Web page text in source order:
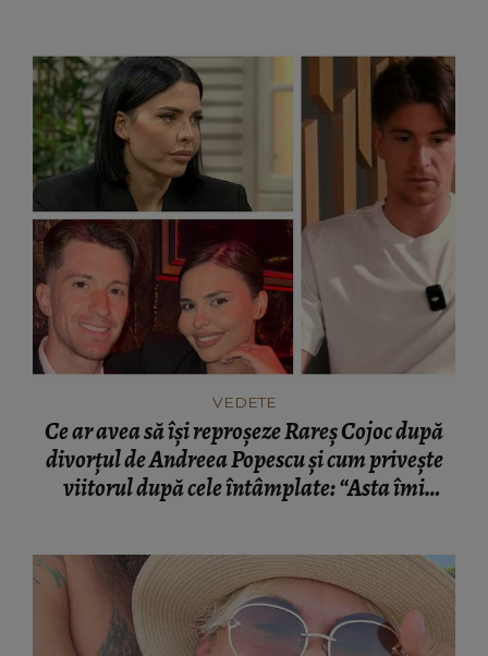
VEDETE
Ce ar avea să își reproșeze Rareș Cojoc după
divorțul de Andreea Popescu și cum privește
viitorul după cele întâmplate: “Asta îmi